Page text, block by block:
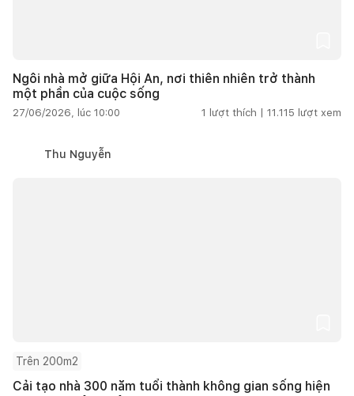
Ngôi nhà mở giữa Hội An, nơi thiên nhiên trở thành
một phần của cuộc sống
27/06/2026, lúc 10:00 1 lượt thích | 11.115 lượt xem
Thu Nguyễn
Trên 200m2
Cải tạo nhà 300 năm tuổi thành không gian sống hiện